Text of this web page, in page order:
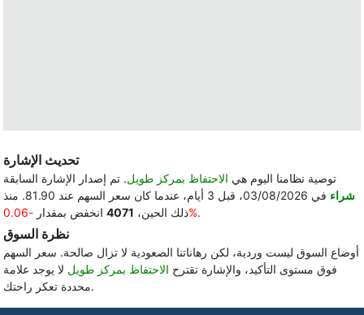
تحديث الإشارة
توصية نظامنا اليوم هي الاحتفاظ بمركز طويل. تم إصدار الإشارة السابقة
شراء
في 03/08/2026، قبل 3 أيام، عندما كان سعر السهم عند 81.90. منذ
ذلك الحين، 4071 انخفض بمقدار -0.06%.
نظرة السوق
أوضاع السوق ليست وردية، لكن رهاناتنا الصعودية لا تزال صالحة. سعر السهم
فوق مستوى التأكيد، والإشارة تقترح الاحتفاظ بمركز طويل لا يوجد علامة
محددة تعكر راحتك.